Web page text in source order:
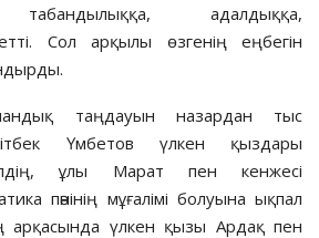
табандылыққа, адалдыққа,
Сол арқылы өзгенің еңбегін
таңдауын назардан тыс
Үмбетов үлкен қыздары
ұлы Марат пен кенжесі
пәнінің мұғалімі болуына ықпал
арқасында үлкен қызы Ардақ пен